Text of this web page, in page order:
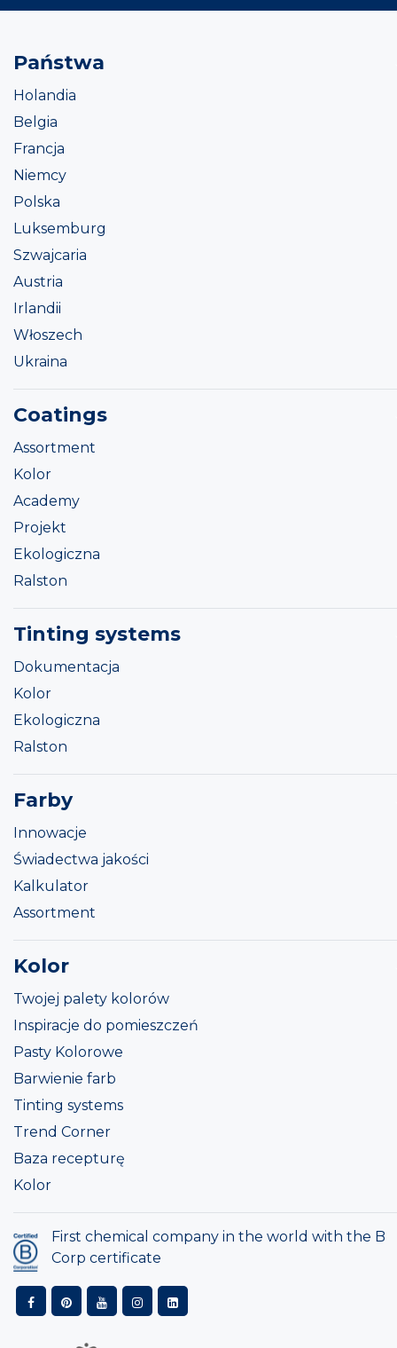
Państwa
Holandia
Belgia
Francja
Niemcy
Polska
Luksemburg
Szwajcaria
Austria
Irlandii
Włoszech
Ukraina
Coatings
Assortment
Kolor
Academy
Projekt
Ekologiczna
Ralston
Tinting systems
Dokumentacja
Kolor
Ekologiczna
Ralston
Farby
Innowacje
Świadectwa jakości
Kalkulator
Assortment
Kolor
Twojej palety kolorów
Inspiracje do pomieszczeń
Pasty Kolorowe
Barwienie farb
Tinting systems
Trend Corner
Baza recepturę
Kolor
First chemical company in the world with the B
Corp certificate